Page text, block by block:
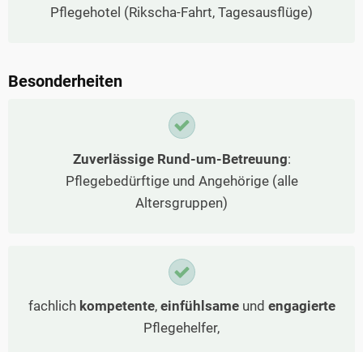
Pflegehotel (Rikscha-Fahrt, Tagesausflüge)
Besonderheiten
Zuverlässige Rund-um-Betreuung:
Pflegebedürftige und Angehörige (alle
Altersgruppen)
fachlich kompetente, einfühlsameund engagierte
Pflegehelfer,